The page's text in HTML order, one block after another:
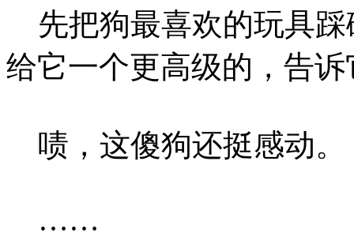
先把狗最喜欢的玩具踩
给它一个更高级的，告
啧，这傻狗还挺感动。
……